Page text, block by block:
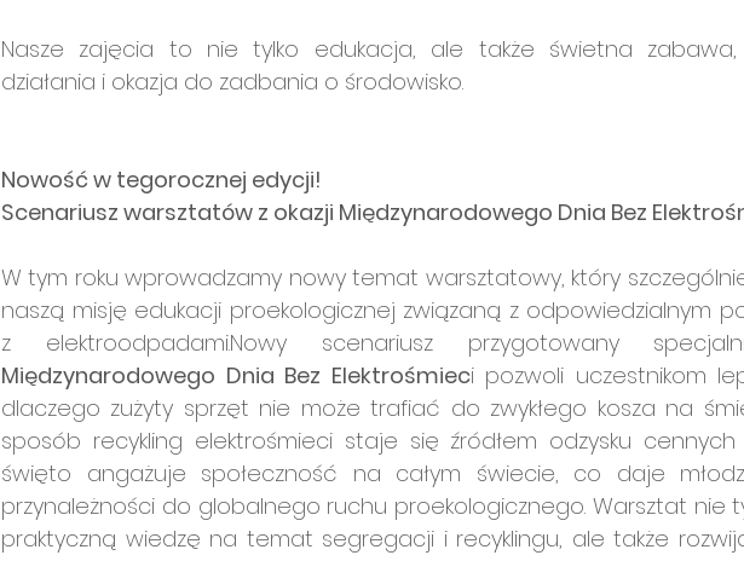
Nasze zajęcia to nie tylko edukacja, ale także świetna
działania i okazja do zadbania o środowisko.
Nowość w tegorocznej edycji!
Scenariusz warsztatów z okazji Międzynarodowego Dnia Bez
W tym roku wprowadzamy nowy temat warsztatowy, który
naszą misję edukacji proekologicznej związaną z odpowiedzialnym
Międzynarodowego Dnia Bez Elektrośmieci pozwoli uczestnikom
dlaczego zużyty sprzęt nie może trafiać do zwykłego kosza na
sposób recykling elektrośmieci staje się źródłem odzysku
święto angażuje społeczność na całym świecie, co daje
przynależności do globalnego ruchu proekologicznego. Warsztat nie
praktyczną wiedzę na temat segregacji i recyklingu, ale także